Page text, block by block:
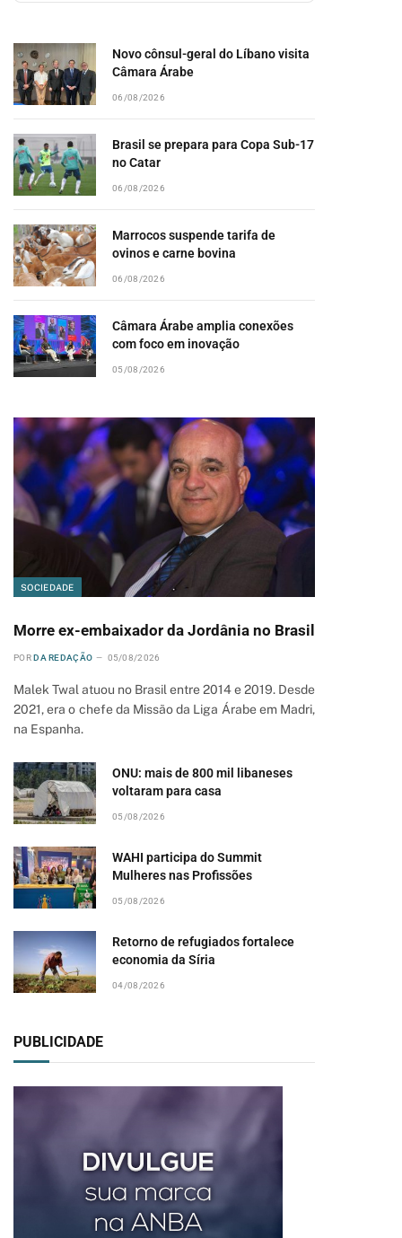
EPISODE
EPISODES
EPISODE
Novo cônsul-geral do Líbano visita
Câmara Árabe
06/08/2026
Brasil se prepara para Copa Sub-17
no Catar
06/08/2026
Marrocos suspende tarifa de
ovinos e carne bovina
06/08/2026
Câmara Árabe amplia conexões
com foco em inovação
05/08/2026
SOCIEDADE
Morre ex-embaixador da Jordânia no Brasil
POR DA REDAÇÃO 05/08/2026
Malek Twal atuou no Brasil entre 2014 e 2019. Desde
2021, era o chefe da Missão da Liga Árabe em Madri,
na Espanha.
ONU: mais de 800 mil libaneses
voltaram para casa
05/08/2026
WAHI participa do Summit
Mulheres nas Profissões
05/08/2026
Retorno de refugiados fortalece
economia da Síria
04/08/2026
PUBLICIDADE